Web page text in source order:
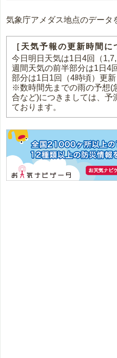
気象庁アメダス地点のデータ
［天気予報の更新時間に
今日明日天気は1日4回（
週間天気の前半部分は1日4
部分は1日1回（4時頃）更新
※数時間先までの雨の予想(
合など)につきましては、予
ております。